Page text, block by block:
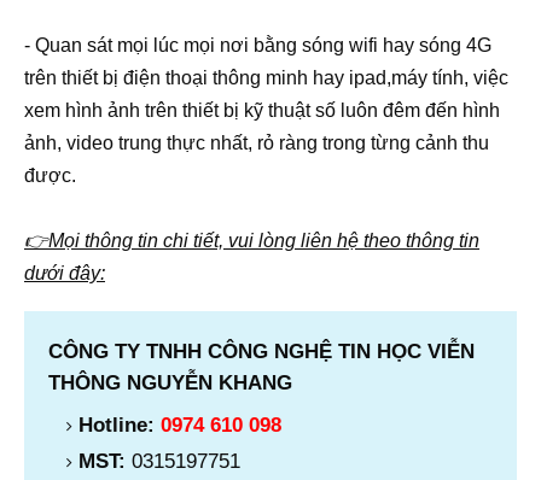
- Quan sát mọi lúc mọi nơi bằng sóng wifi hay sóng 4G
trên thiết bị điện thoại thông minh hay ipad,máy tính, việc
xem hình ảnh trên thiết bị kỹ thuật số luôn đêm đến hình
ảnh, video trung thực nhất, rỏ ràng trong từng cảnh thu
được.
👉Mọi thông tin chi tiết, vui lòng liên hệ theo thông tin
dưới đây:
CÔNG TY TNHH CÔNG NGHỆ TIN HỌC VIỄN
THÔNG NGUYỄN KHANG
Hotline: 0974 610 098
MST: 0315197751